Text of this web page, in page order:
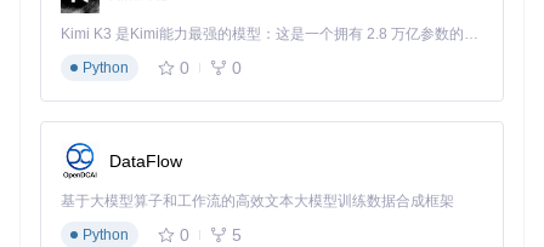
下载适合设备的macOS版本，格式化U盘，并注入必要的引导
文件和驱动程序。用户只需选择目标设备和系统版本，工具即
核心优势 ：
自动检测硬件兼容性，推荐最佳macOS版本
Kimi K3 是Kimi能力最强的模型：这是一个拥有 2.8 万亿参数的混合专家（MoE）模型，具备原生视觉理解能力，并支持 100 万 token 的上下文窗口。
Python
0 0
DataFlow
基于大模型算子和工作流的高效文本大模型训练数据合成框架
Python
0 5